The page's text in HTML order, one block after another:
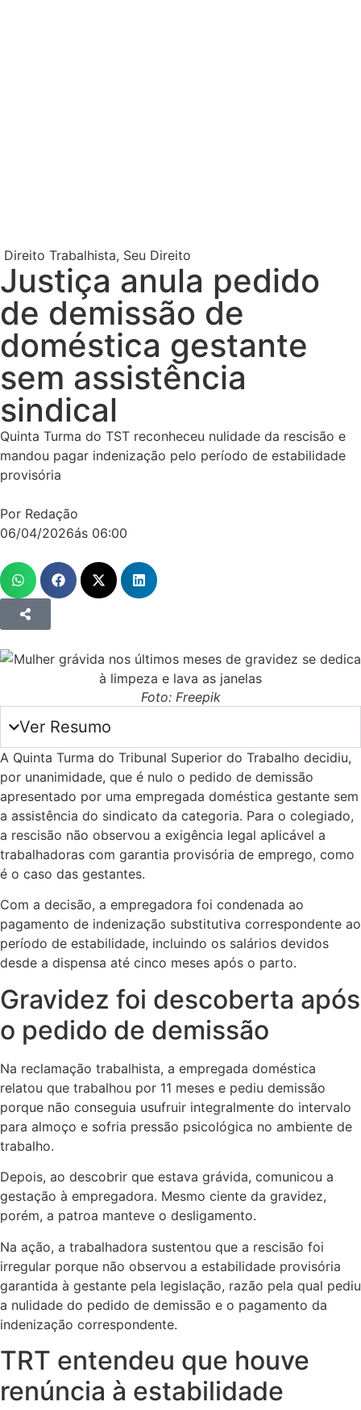
Direito Trabalhista, Seu Direito
Justiça anula pedido
de demissão de
doméstica gestante
sem assistência
sindical
Quinta Turma do TST reconheceu nulidade da rescisão e
mandou pagar indenização pelo período de estabilidade
provisória
Por Redação
06/04/2026ás 06:00
Foto: Freepik
Ver Resumo
A Quinta Turma do Tribunal Superior do Trabalho decidiu,
por unanimidade, que é nulo o pedido de demissão
apresentado por uma empregada doméstica gestante sem
a assistência do sindicato da categoria. Para o colegiado,
a rescisão não observou a exigência legal aplicável a
trabalhadoras com garantia provisória de emprego, como
é o caso das gestantes.
Com a decisão, a empregadora foi condenada ao
pagamento de indenização substitutiva correspondente ao
período de estabilidade, incluindo os salários devidos
desde a dispensa até cinco meses após o parto.
Gravidez foi descoberta após
o pedido de demissão
Na reclamação trabalhista, a empregada doméstica
relatou que trabalhou por 11 meses e pediu demissão
porque não conseguia usufruir integralmente do intervalo
para almoço e sofria pressão psicológica no ambiente de
trabalho.
Depois, ao descobrir que estava grávida, comunicou a
gestação à empregadora. Mesmo ciente da gravidez,
porém, a patroa manteve o desligamento.
Na ação, a trabalhadora sustentou que a rescisão foi
irregular porque não observou a estabilidade provisória
garantida à gestante pela legislação, razão pela qual pediu
a nulidade do pedido de demissão e o pagamento da
indenização correspondente.
TRT entendeu que houve
renúncia à estabilidade